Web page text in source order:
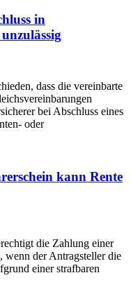
in
dass die vereinbarte
bei Abschluss eines
oder
kann Rente
die Zahlung einer
wenn der Antragsteller die
einer strafbaren